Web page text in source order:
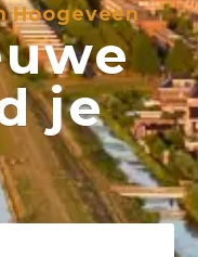
Hoogeveen
je